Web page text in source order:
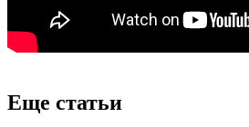
Еще статьи